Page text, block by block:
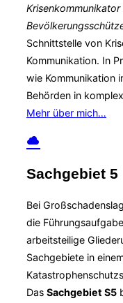
Schnittstelle von
Kommunikation. In
wie Kommunikation
Behörden in
Mehr über mich…
Sachgebiet 5
Bei
die
arbeitsteilige
Sachgebiete in
Das Sachgebiet S5